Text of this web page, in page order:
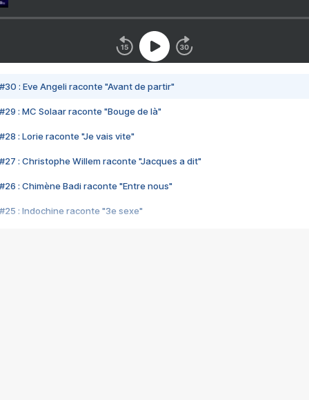
#30 : Eve Angeli raconte "Avant de partir"
#29 : MC Solaar raconte "Bouge de là"
#28 : Lorie raconte "Je vais vite"
#27 : Christophe Willem raconte "Jacques a dit"
#26 : Chimène Badi raconte "Entre nous"
#25 : Indochine raconte "3e sexe"